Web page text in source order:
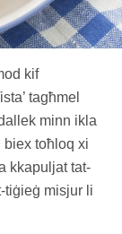
kif
tagħmel
minn ikla
biex toħloq xi
kkapuljat tat-
tiġieġ misjur li